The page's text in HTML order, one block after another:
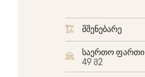
მშენებარე
საერთო ფართი
49 მ2